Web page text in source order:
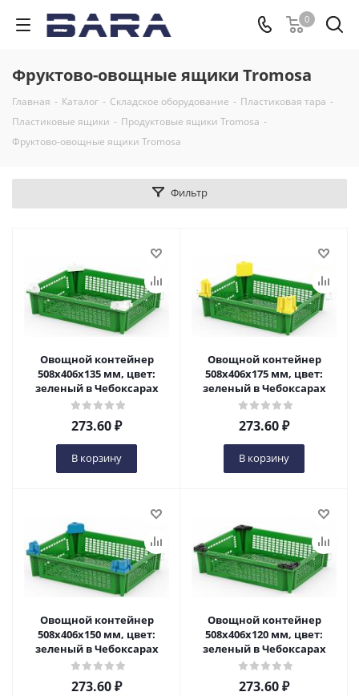
0
Фруктово-овощные ящики Tromosa
Главная - Каталог - Складское оборудование - Пластиковая тара -
Пластиковые ящики - Продуктовые ящики Tromosa -
Фруктово-овощные ящики Tromosa
Фильтр
Овощной контейнер
508x406x135 мм, цвет:
зеленый в Чебоксарах
273.60₽
В корзину
Овощной контейнер
508x406x175 мм, цвет:
зеленый в Чебоксарах
273.60₽
В корзину
Овощной контейнер
508x406x150 мм, цвет:
зеленый в Чебоксарах
273.60₽
Овощной контейнер
508x406x120 мм, цвет:
зеленый в Чебоксарах
273.60₽